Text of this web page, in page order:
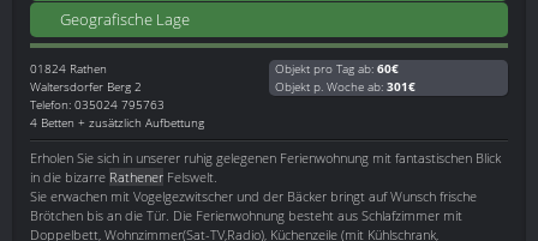
Geografische Lage
01824 Rathen
Waltersdorfer Berg 2
Telefon: 035024 795763
4 Betten + zusätzlich Aufbettung
Objekt pro Tag ab: 60€
Objekt p. Woche ab: 301€
Erholen Sie sich in unserer ruhig gelegenen Ferienwohnung mit fantastischen Blick
in die bizarre Rathener Felswelt.
Sie erwachen mit Vogelgezwitscher und der Bäcker bringt auf Wunsch frische
Brötchen bis an die Tür. Die Ferienwohnung besteht aus Schlafzimmer mit
Doppelbett, Wohnzimmer(Sat-TV,Radio), Küchenzeile (mit Kühlschrank,